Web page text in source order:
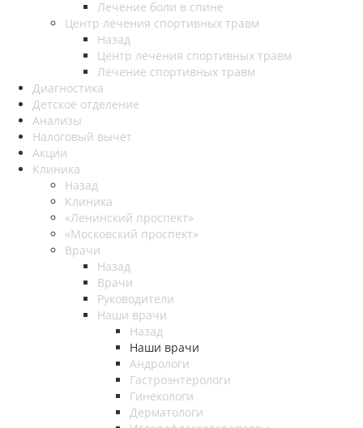
Лечение боли в спине
Центр лечения спортивных травм
Назад
Центр лечения спортивных травм
Лечение спортивных травм
Диагностика
Детское отделение
Анализы
Налоговый вычет
Акции
Клиника
Назад
Клиника
«Ленинский проспект»
«Московский проспект»
Врачи
Назад
Врачи
Руководители
Наши врачи
Назад
Наши врачи
Андрологи
Гастроэнтерологи
Гинекологи
Дерматологи